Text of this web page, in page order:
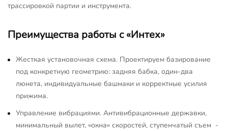
трассировкой партии и инструмента.
Преимущества работы с «Интех»
Жесткая установочная схема. Проектируем базирование
под конкретную геометрию: задняя бабка, один-два
люнета, индивидуальные башмаки и корректные усилия
прижима.
Управление вибрациями. Антивибрационные державки,
минимальный вылет, «окна» скоростей, ступенчатый съем -